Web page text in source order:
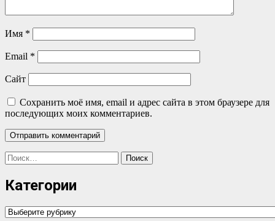
Имя *
Email *
Сайт
Сохранить моё имя, email и адрес сайта в этом браузере для
последующих моих комментариев.
Найти:
Категории
Категории